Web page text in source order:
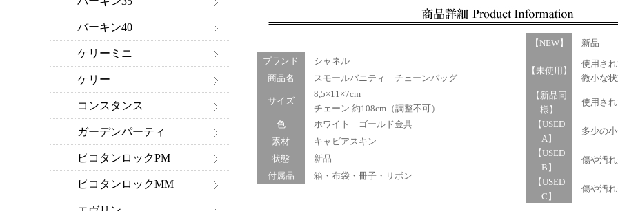
ブランド
シャネル
商品名
スモールバニティ チェーンバッグ
サイズ
8,5×11×7cm
チェーン 約108cm（調整不可）
色
ホワイト ゴールド金具
素材
キャビアスキン
状態
新品
付属品
箱・布袋・冊子・リボン
【NEW】 新品
【未使用】
使用され
微小な状
【新品同
様】
使用され
【USED
A】
多少の小
【USED
B】
傷や汚れ
【USED
C】
傷や汚れ
バーキン40
ケリーミニ
ケリー
コンスタンス
ガーデンパーティ
ピコタンロックPM
ピコタンロックMM